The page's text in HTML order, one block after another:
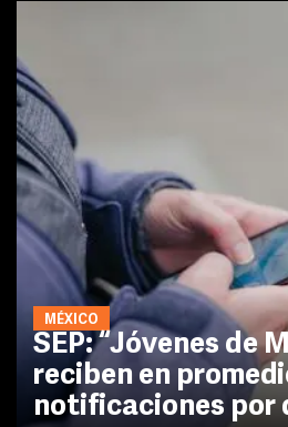
MÉXICO
SEP: “Jóvenes de
reciben en
notificaciones por